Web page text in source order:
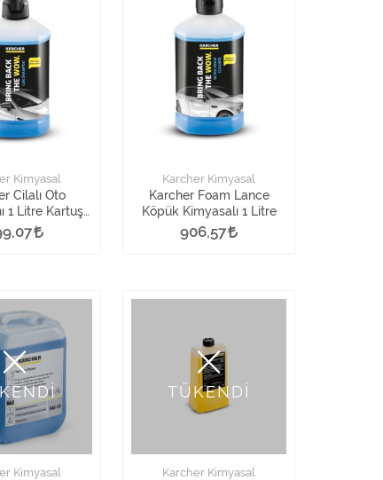
Kimyasal
Cilalı Oto
1 Litre Kartuş
Şişe
Karcher Kimyasal
Karcher Foam Lance
Köpük Kimyasalı 1 Litre
906,57
Kimyasal
TÜKENDİ
Karcher Kimyasal